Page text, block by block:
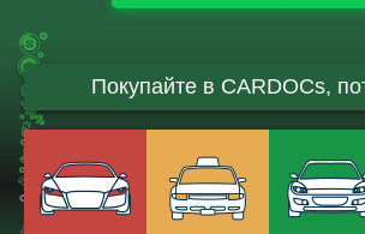
Покупайте в CARDOCs,